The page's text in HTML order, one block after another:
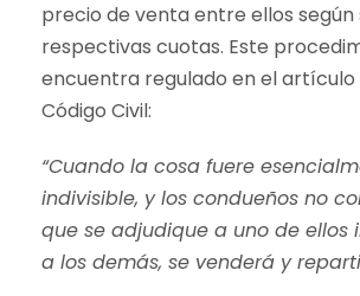
precio de venta entre ellos según
respectivas cuotas. Este
encuentra regulado en el
Código Civil:
“Cuando la cosa fuere
indivisible, y los condueños no
que se adjudique a uno de ellos
a los demás, se venderá y